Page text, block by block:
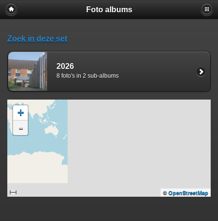
Foto albums
Zoek in deze set
2026
8 foto's in 2 sub-albums
+
-
© OpenStreetMap